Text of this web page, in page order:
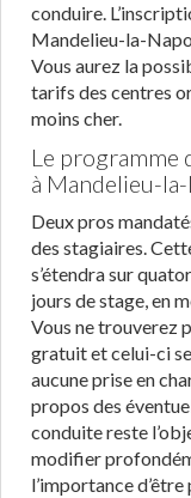
conduire.
Mandelieu-la-
Vous aurez la
tarifs des centres
moins cher.
Le programme
à Mandelieu-
Deux pros
des stagiaires.
s’étendra sur
jours de stage, en
Vous ne trouverez
gratuit et celui-ci
aucune prise en
propos des
conduite reste
modifier
l’importance